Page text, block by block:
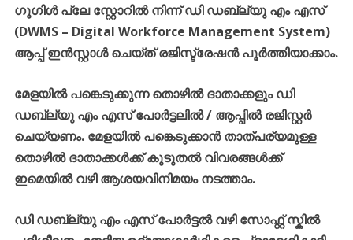
ഗൂഗിൾ പ്ലേ സ്റ്റോറിൽ നിന്ന് ഡി ഡബ്ല്യു എം എസ്
(DWMS – Digital Workforce Management System)
ആപ്പ് ഇൻസ്റ്റാൾ ചെയ്ത് രജിസ്ട്രേഷൻ പൂർത്തിയാക്കാം.
മേളയിൽ പങ്കെടുക്കുന്ന തൊഴിൽ ദാതാക്കളും ഡി
ഡബ്ല്യു എം എസ് പോർട്ടലിൽ / ആപ്പിൽ രജിസ്റ്റർ
ചെയ്യണം. മേളയിൽ പങ്കെടുക്കാൻ താത്പര്യമുള്ള
തൊഴിൽ ദാതാക്കൾക്ക് കൂടുതൽ വിവരങ്ങൾക്ക്
ഇമെയിൽ വഴി ആശയവിനിമയം നടത്താം.
ഡി ഡബ്ല്യു എം എസ് പോർട്ടൽ വഴി സോഫ്റ്റ് സ്കിൽ